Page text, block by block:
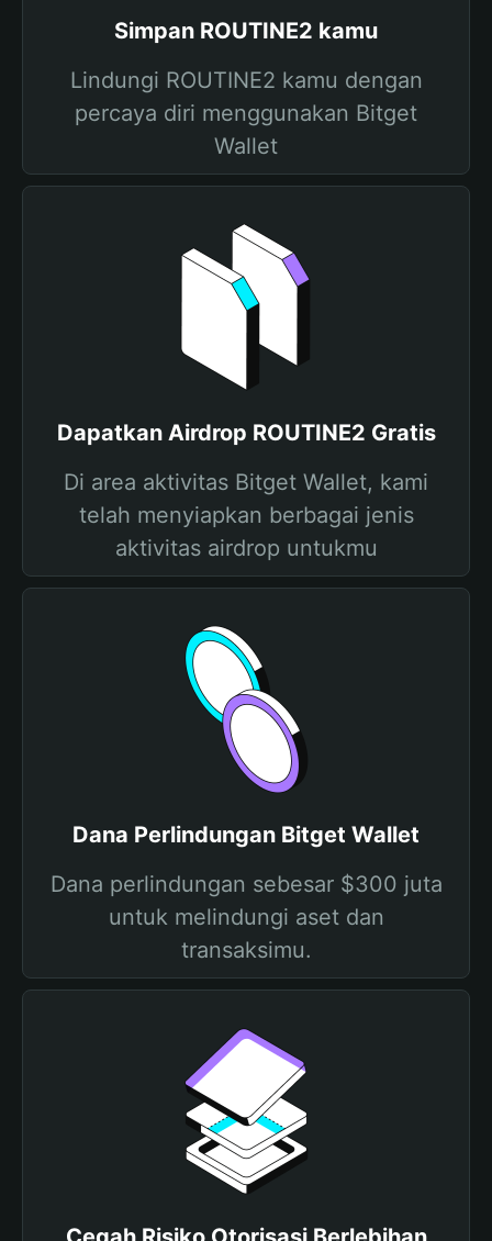
Simpan ROUTINE2 kamu
Lindungi ROUTINE2 kamu dengan
percaya diri menggunakan Bitget
Wallet
Dapatkan Airdrop ROUTINE2 Gratis
Di area aktivitas Bitget Wallet, kami
telah menyiapkan berbagai jenis
aktivitas airdrop untukmu
Dana Perlindungan Bitget Wallet
Dana perlindungan sebesar $300 juta
untuk melindungi aset dan
transaksimu.